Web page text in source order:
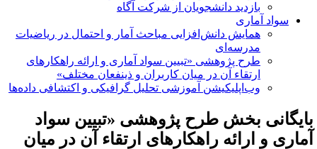
بازدید دانشجویان از شرکت آگاه
سواد آماری
همایش دانش‌افزایی مباحث آمار و احتمال در ریاضیات
مدرسه‌ای
طرح پژوهشی «تبیین سواد آماری و ارائه راهکارهای
ارتقاء آن در میان کاربران و ذینفعان مختلف»
وب‌اپلیکیشن آموزشی تحلیل گرافیکی و اکتشافی داده‌ها
بخشطرح پژوهشی «تبیین سواد
و ارائه راهکارهای ارتقاء آن در میان